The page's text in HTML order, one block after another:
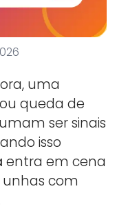
uma
queda de
ser sinais
isso
entra em cena
com